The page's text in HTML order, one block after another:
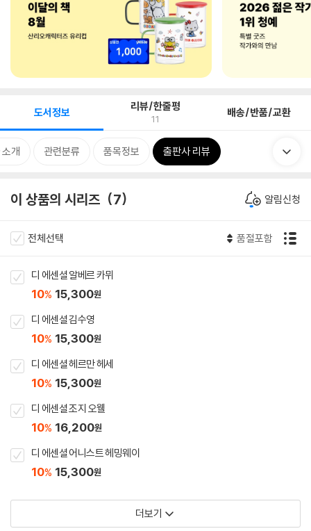
도서정보 리뷰/한줄평
11 배송/반품/교환
개 관련분류 품목정보 출판사 리뷰
이 상품의 시리즈 7 알림신청
전체선택 품절포함
디 에센셜 알베르 카뮈
10% 15,300원
디 에센셜 김수영
10% 15,300원
디 에센셜 헤르만 헤세
10% 15,300원
디 에센셜 조지 오웰
10% 16,200원
디 에센셜 어니스트 헤밍웨이
10% 15,300원
더보기